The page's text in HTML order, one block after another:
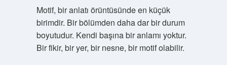
Motif, bir anlatı örüntüsünde en küçük
birimdir. Bir bölümden daha dar bir durum
boyutudur. Kendi başına bir anlamı yoktur.
Bir fikir, bir yer, bir nesne, bir motif olabilir.